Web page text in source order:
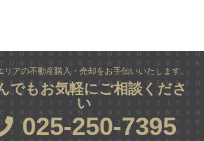
リアの不動産購入・売却をお手伝いいたします。
でもお気軽にご相談くださ
い
025-250-7395